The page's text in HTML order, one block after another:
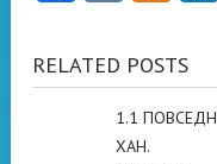
RELATED POSTS
1.1
ХАН.